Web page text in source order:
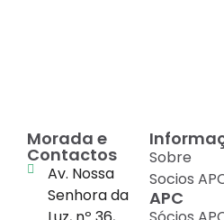
Morada e
Contactos
Av. Nossa
Senhora da
Sobre
Socios
APC